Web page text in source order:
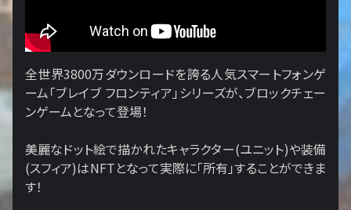
全世界3800万ダウンロードを誇る人気スマートフォンゲ
ーム「ブレイブ フロンティア」シリーズが、ブロックチェー
ンゲームとなって登場！
美麗なドット絵で描かれたキャラクター(ユニット)や装備
(スフィア)はNFTとなって実際に「所有」することができま
す！